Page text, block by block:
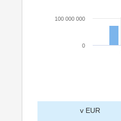
0
100 000 000
v EUR